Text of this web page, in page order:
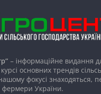
– інформаційне видання
основних трендів
фокусі знаходяться,
фермери України.